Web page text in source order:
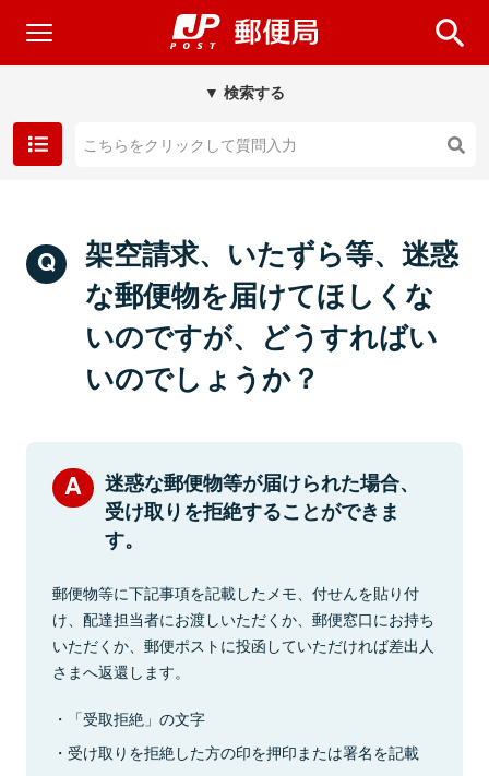
▼ 検索する
架空請求、いたずら等、迷惑
な郵便物を届けてほしくな
いのですが、どうすればい
いのでしょうか？
迷惑な郵便物等が届けられた場合、
受け取りを拒絶することができま
す。
郵便物等に下記事項を記載したメモ、付せんを貼り付
け、配達担当者にお渡しいただくか、郵便窓口にお持ち
いただくか、郵便ポストに投函していただければ差出人
さまへ返還します。
「受取拒絶」の文字
受け取りを拒絶した方の印を押印または署名を記載